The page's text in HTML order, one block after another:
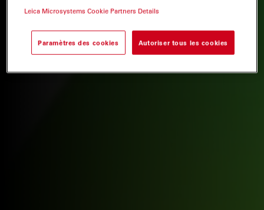
Leica Microsystems Cookie Partners Details
Paramètres des cookies Autoriser tous les cookies